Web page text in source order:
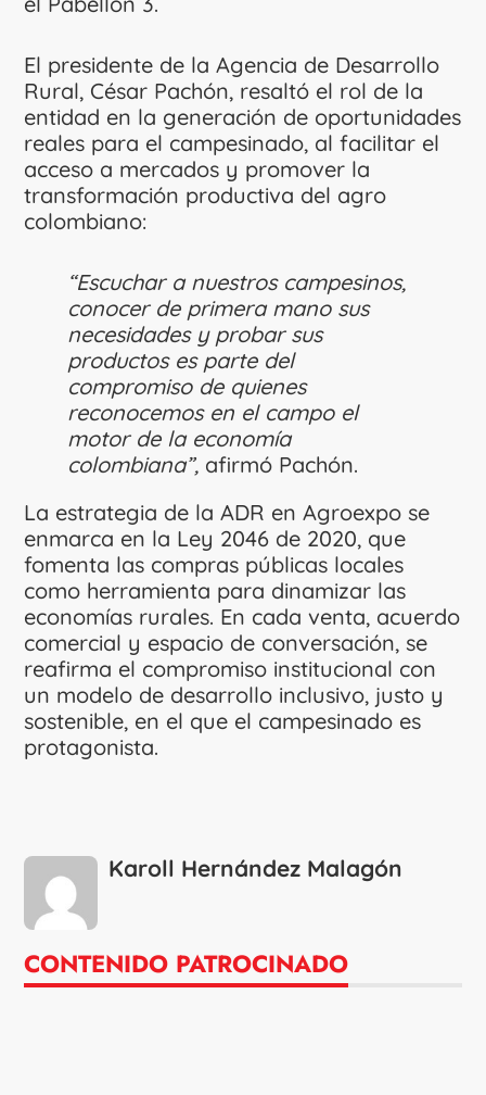
El presidente de la Agencia de Desarrollo
Rural, César Pachón, resaltó el rol de la
entidad en la generación de oportunidades
reales para el campesinado, al facilitar el
acceso a mercados y promover la
transformación productiva del agro
colombiano:
“Escuchar a nuestros campesinos,
conocer de primera mano sus
necesidades y probar sus
productos es parte del
compromiso de quienes
reconocemos en el campo el
motor de la economía
colombiana”, afirmó Pachón.
La estrategia de la ADR en Agroexpo se
enmarca en la Ley 2046 de 2020, que
fomenta las compras públicas locales
como herramienta para dinamizar las
economías rurales. En cada venta, acuerdo
comercial y espacio de conversación, se
reafirma el compromiso institucional con
un modelo de desarrollo inclusivo, justo y
sostenible, en el que el campesinado es
protagonista.
Karoll Hernández Malagón
CONTENIDO PATROCINADO